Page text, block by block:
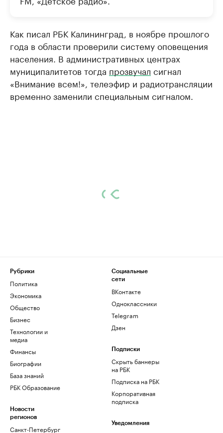
Как писал РБК Калининград, в ноябре прошлого
года в области проверили систему оповещения
населения. В административных центрах
муниципалитетов тогда прозвучал сигнал
«Внимание всем!», телеэфир и радиотрансляции
временно заменили специальным сигналом.
Рубрики
Политика
Экономика
Общество
Бизнес
Технологии и
медиа
Финансы
Биографии
База знаний
РБК Образование
Новости
регионов
Санкт-Петербург
Социальные
сети
ВКонтакте
Одноклассники
Telegram
Дзен
Подписки
Скрыть баннеры
на РБК
Подписка на РБК
Корпоративная
подписка
Уведомления